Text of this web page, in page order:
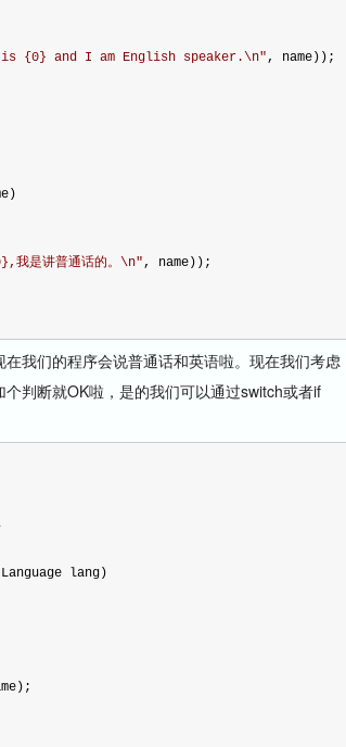
is {0} and I am English speaker.\n", name));
)
我是讲普通话的。\n", name));
我们的程序会说普通话和英语啦。现在我们考虑
判断就OK啦，是的我们可以通过switch或者if
lang)